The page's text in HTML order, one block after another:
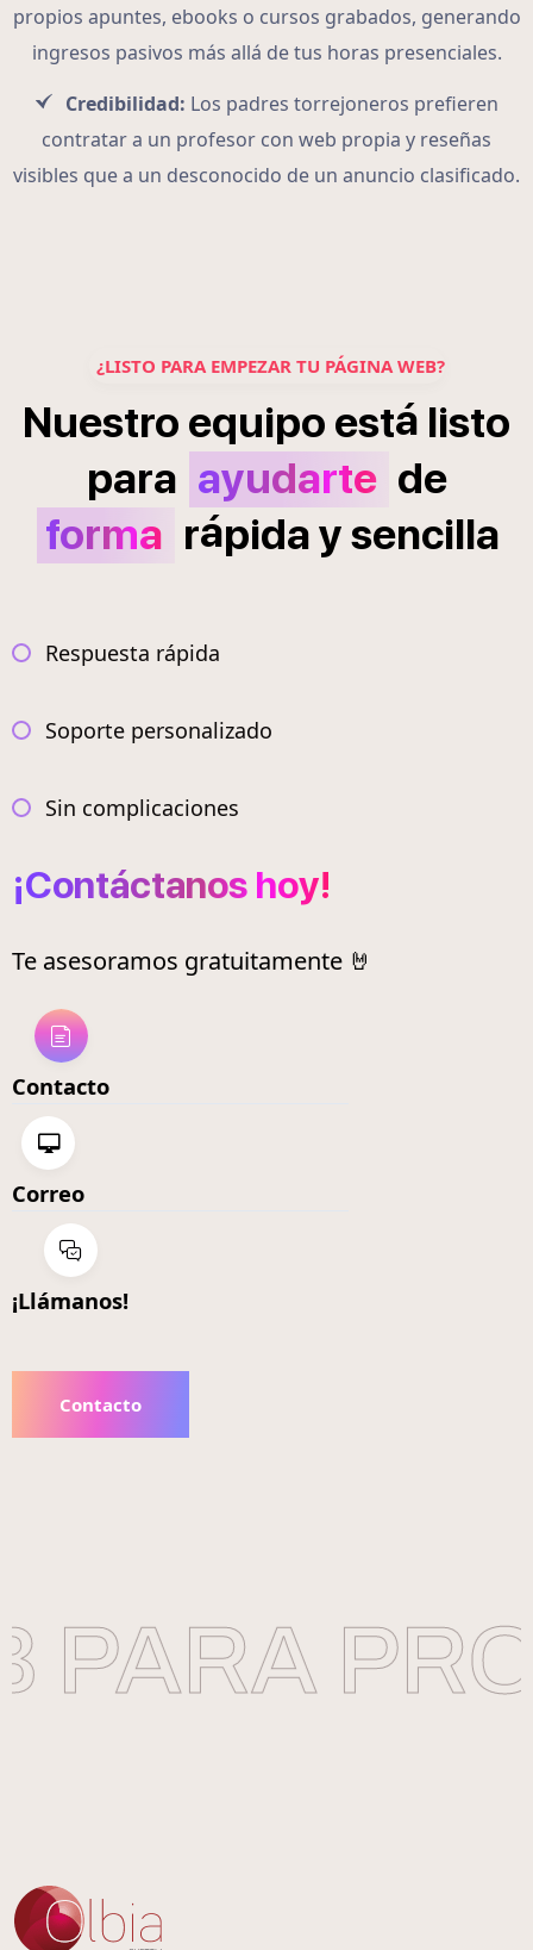
propios apuntes, ebooks o cursos grabados, generando
ingresos pasivos más allá de tus horas presenciales.
Credibilidad: Los padres torrejoneros prefieren
contratar a un profesor con web propia y reseñas
visibles que a un desconocido de un anuncio clasificado.
¿LISTO PARA EMPEZAR TU PÁGINA WEB?
Nuestro equipo está listo
para ayudarte de
forma rápidaysencilla
Respuesta rápida
Soporte personalizado
Sin complicaciones
¡Contáctanos hoy!
Te asesoramos gratuitamente 🤘
Contacto
Correo
¡Llámanos!
Contacto